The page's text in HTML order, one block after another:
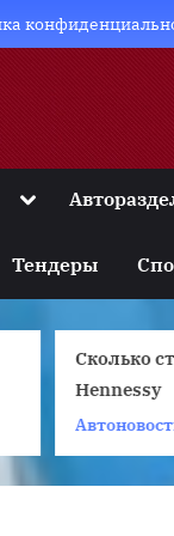
Toggle
menu
Toggle
menu
Toggle
sub-
menu
Toggle
sub-
Тендеры